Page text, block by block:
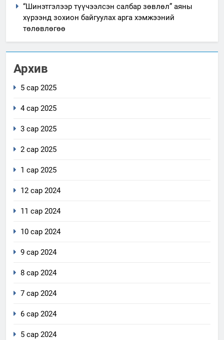
“Шинэтгэлээр түүчээлсэн салбар зөвлөл” аяны
хүрээнд зохион байгуулах арга хэмжээний
төлөвлөгөө
Архив
5 сар 2025
4 сар 2025
3 сар 2025
2 сар 2025
1 сар 2025
12 сар 2024
11 сар 2024
10 сар 2024
9 сар 2024
8 сар 2024
7 сар 2024
6 сар 2024
5 сар 2024